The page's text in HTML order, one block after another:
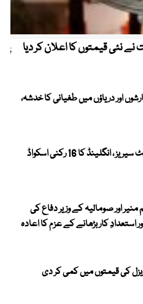
نئی قیمتوں کا اعلان کر دیا
بارشوں اور دریاؤں میں طغیانی کا خدشہ،
پاکستان کیخلاف ٹیسٹ سیریز ، انگلینڈ کا 16 رکنی اسکواڈ
اور صومالیہ کے وزیر دفاع کی
استعدادِ کار بڑھانے کے عزم کا اعادہ
کی قیمتوں میں کمی کر دی